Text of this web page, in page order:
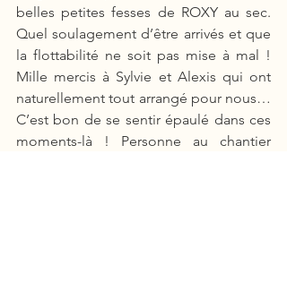
belles petites fesses de ROXY au sec.
Quel soulagement d’être arrivés et que
la flottabilité ne soit pas mise à mal !
Mille mercis à Sylvie et Alexis qui ont
naturellement tout arrangé pour nous…
C’est bon de se sentir épaulé dans ces
moments-là ! Personne au chantier